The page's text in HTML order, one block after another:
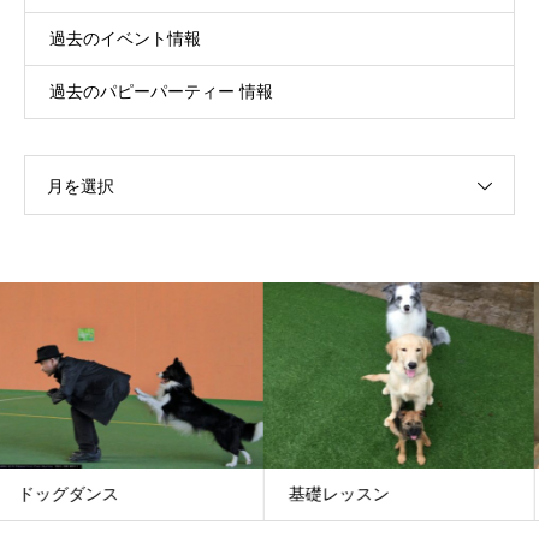
過去のイベント情報
過去のパピーパーティー 情報
月を選択
基礎レッスン グループレッスン